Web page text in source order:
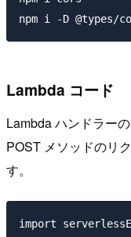
Lambda コード
Lambda ハンドラーの
POST メソッドのリ
す。
import